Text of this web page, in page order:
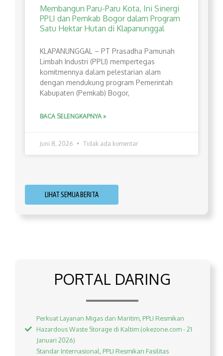
Membangun Paru-Paru Kota, Ini Sinergi
PPLI dan Pemkab Bogor dalam Program
Satu Hektar Hutan di Klapanunggal
​KLAPANUNGGAL – PT Prasadha Pamunah
Limbah Industri (PPLI) mempertegas
komitmennya dalam pelestarian alam
dengan mendukung program Pemerintah
Kabupaten (Pemkab) Bogor,
BACA SELENGKAPNYA »
Juni 8, 2026 Tidak ada komentar
LIHAT SEMUA BERITA
PORTAL DARING
Perkuat Layanan Migas dan Maritim, PPLI Resmikan
Hazardous Waste Storage di Kaltim (okezone.com - 21
Januari 2026)
Standar Internasional, PPLI Resmikan Fasilitas